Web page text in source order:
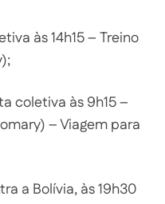
às 14h15 – Treino
coletiva às 9h15 –
– Viagem para
a Bolívia, às 19h30